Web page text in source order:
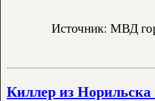
Источник: МВД
Киллер из